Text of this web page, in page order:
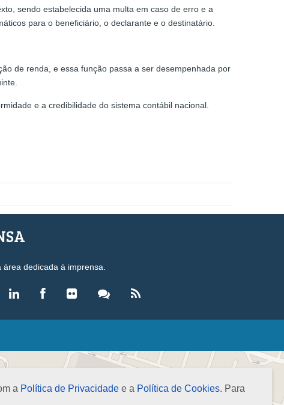
sendo estabelecida uma multa em caso de erro e a
para o beneficiário, o declarante e o destinatário.
de renda, e essa função passa a ser desempenhada por
e a credibilidade do sistema contábil nacional.
a Política de Privacidade e a Política de Cookies. Para
área dedicada à imprensa.
LEGISLAÇÃO
Leis
Decretos-Lei